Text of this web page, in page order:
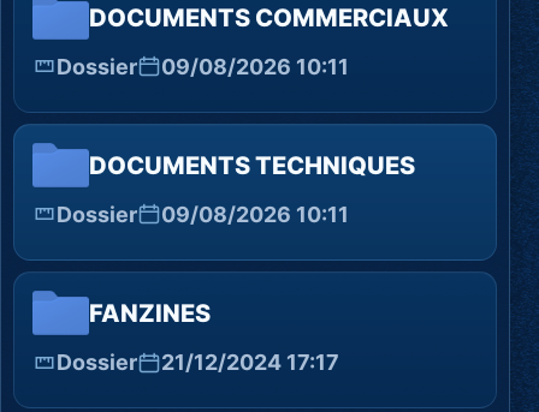
DOCUMENTS COMMERCIAUX
Dossier 09/08/2026 10:11
DOCUMENTS TECHNIQUES
Dossier 09/08/2026 10:11
FANZINES
Dossier 21/12/2024 17:17